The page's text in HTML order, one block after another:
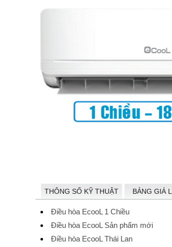
THÔNG SỐ KỸ THUẬT BẢNG GIÁ
Điều hòa EcooL 1 Chiều
Điều hòa EcooL Sản phẩm mới
Điều hòa EcooL Thái Lan